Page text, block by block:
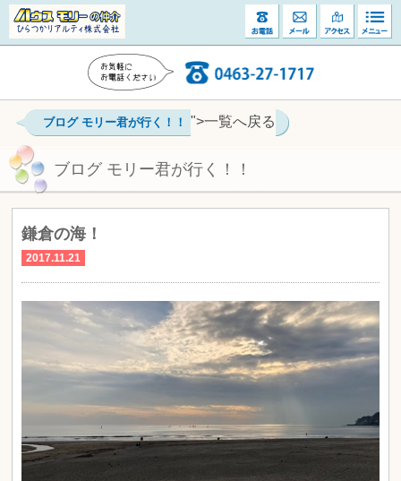
ブログ モリー君が行く！！ ">一覧へ戻る
ブログ モリー君が行く！！
鎌倉の海！
2017.11.21